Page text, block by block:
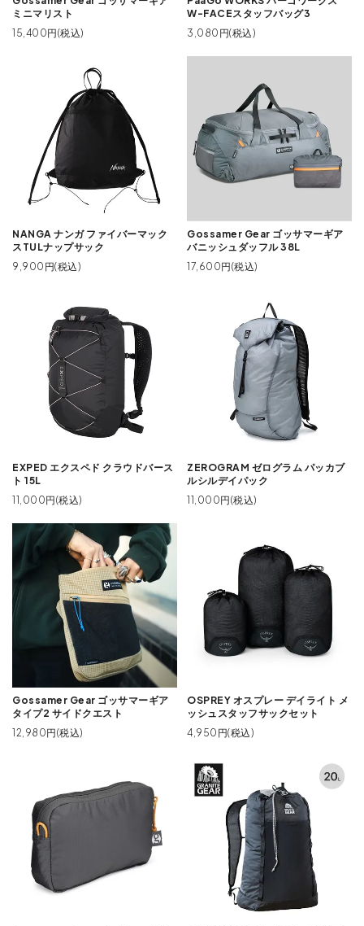
ミニマリスト
15,400円(税込)
W-FACEスタッフバッグ3
3,080円(税込)
NANGA ナンガ ファイバーマック
スTULナップサック
9,900円(税込)
Gossamer Gear ゴッサマーギア
バニッシュダッフル 38L
17,600円(税込)
EXPED エクスペド クラウドバース
ト 15L
11,000円(税込)
ZEROGRAM ゼログラム パッカブ
ルシルデイパック
11,000円(税込)
Gossamer Gear ゴッサマーギア
タイプ2 サイドクエスト
12,980円(税込)
OSPREY オスプレー デイライト メ
ッシュスタッフサックセット
4,950円(税込)